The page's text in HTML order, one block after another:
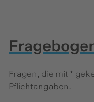
Fragen, die mit *
Pflichtangaben.